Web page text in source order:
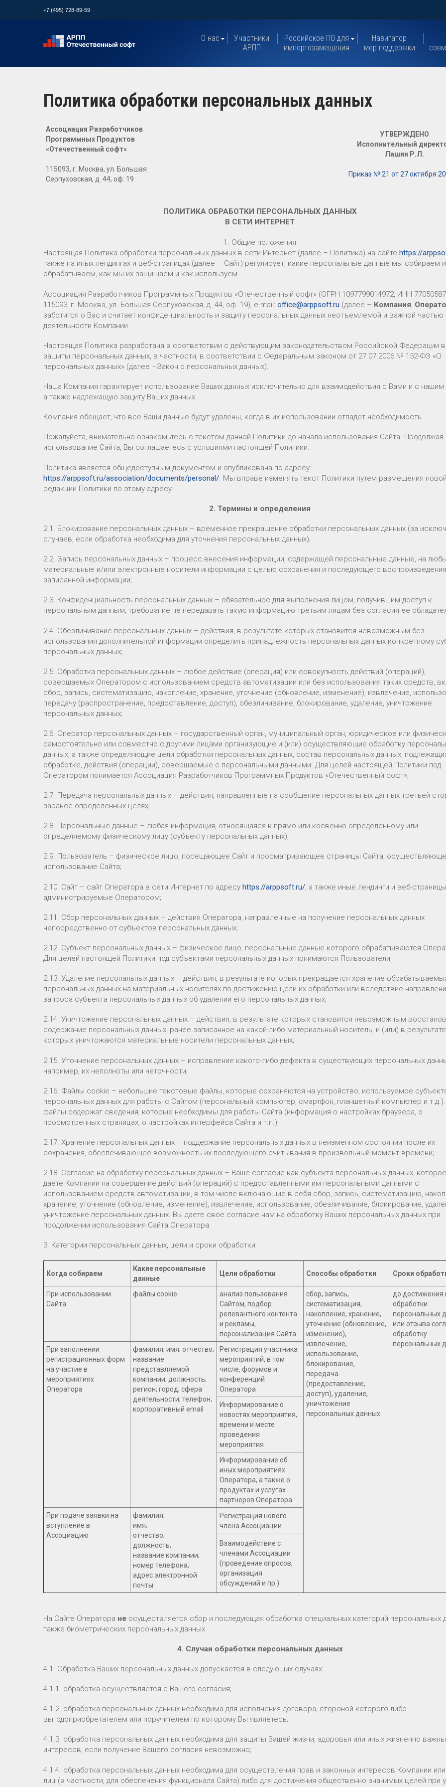
+7 (495) 728-89-59
О нас
Участники
АРПП
Российское ПО для
импортозамещения
Навигатор
мер поддержки
Политика обработки персональных данных
Ассоциация Разработчиков
Программных Продуктов
«Отечественный софт»
115093, г. Москва, ул. Большая
Серпуховская, д. 44, оф. 19
УТВЕРЖДЕНО
Исполнительный
Лашин Р.Л.
Приказ № 21 от 27 октября
ПОЛИТИКА ОБРАБОТКИ ПЕРСОНАЛЬНЫХ ДАННЫХ
В СЕТИ ИНТЕРНЕТ
1. Общие положения
Настоящая Политика обработки персональных данных в сети Интернет (далее – Политика) на сайте https://
также на иных лендингах и веб-страницах (далее – Сайт) регулирует, какие персональные данные мы собираем и
обрабатываем, как мы их защищаем и как используем.
Ассоциация Разработчиков Программных Продуктов «Отечественный софт» (ОГРН 1097799014972, ИНН
115093, г. Москва, ул. Большая Серпуховская, д. 44, оф. 19), e-mail: office@arppsoft.ru (далее – Компания,
заботится о Вас и считает конфиденциальность и защиту персональных данных неотъемлемой и важной частью
деятельности Компании.
Настоящая Политика разработана в соответствии с действующим законодательством Российской Федерации
защиты персональных данных, в частности, в соответствии с Федеральным законом от 27.07.2006 № 152-ФЗ «О
персональных данных» (далее –Закон о персональных данных).
Наша Компания гарантирует использование Ваших данных исключительно для взаимодействия с Вами и с
а также надлежащую защиту Ваших данных.
Компания обещает, что все Ваши данные будут удалены, когда в их использовании отпадет необходимость.
Пожалуйста, внимательно ознакомьтесь с текстом данной Политики до начала использования Сайта. Продолжая
использование Сайта, Вы соглашаетесь с условиями настоящей Политики.
Политика является общедоступным документом и опубликована по адресу:
https://arppsoft.ru/association/documents/personal/. Мы вправе изменять текст Политики путем размещения новой
редакции Политики по этому адресу.
2. Термины и определения
2.1. Блокирование персональных данных – временное прекращение обработки персональных данных (за
случаев, если обработка необходима для уточнения персональных данных);
2.2. Запись персональных данных – процесс внесения информации, содержащей персональные данные, на
материальные и/или электронные носители информации с целью сохранения и последующего воспроизведения
записанной информации;
2.3. Конфиденциальность персональных данных – обязательное для выполнения лицом, получившим доступ к
персональным данным, требование не передавать такую информацию третьим лицам без согласия ее
2.4. Обезличивание персональных данных – действия, в результате которых становится невозможным без
использования дополнительной информации определить принадлежность персональных данных конкретному
персональных данных;
2.5. Обработка персональных данных – любое действие (операция) или совокупность действий (операций),
совершаемых Оператором с использованием средств автоматизации или без использования таких средств,
сбор, запись, систематизацию, накопление, хранение, уточнение (обновление, изменение), извлечение,
передачу (распространение, предоставление, доступ), обезличивание, блокирование, удаление, уничтожение
персональных данных;
2.6. Оператор персональных данных – государственный орган, муниципальный орган, юридическое или
самостоятельно или совместно с другими лицами организующие и (или) осуществляющие обработку
данных, а также определяющие цели обработки персональных данных, состав персональных данных,
обработке, действия (операции), совершаемые с персональными данными. Для целей настоящей Политики под
Оператором понимается Ассоциация Разработчиков Программных Продуктов «Отечественный софт»;
2.7. Передача персональных данных – действия, направленные на сообщение персональных данных третьей
заранее определенных целях;
2.8. Персональные данные – любая информация, относящаяся к прямо или косвенно определенному или
определяемому физическому лицу (субъекту персональных данных);
2.9. Пользователь – физическое лицо, посещающее Сайт и просматривающее страницы Сайта,
использование Сайта;
2.10. Сайт – сайт Оператора в сети Интернет по адресу https://arppsoft.ru/, а также иные лендинги и веб-
администрируемые Оператором;
2.11. Сбор персональных данных – действия Оператора, направленные на получение персональных данных
непосредственно от субъектов персональных данных;
2.12. Субъект персональных данных – физическое лицо, персональные данные которого обрабатываются
Для целей настоящей Политики под субъектами персональных данных понимаются Пользователи;
2.13. Удаление персональных данных – действия, в результате которых прекращается хранение
персональных данных на материальных носителях по достижению цели их обработки или вследствие
запроса субъекта персональных данных об удалении его персональных данных;
2.14. Уничтожение персональных данных – действия, в результате которых становится невозможным
содержание персональных данных, ранее записанное на какой-либо материальный носитель, и (или) в результате
которых уничтожаются материальные носители персональных данных;
2.15. Уточнение персональных данных – исправление какого-либо дефекта в существующих персональных
например, их неполноты или неточности;
2.16. Файлы cookie – небольшие текстовые файлы, которые сохраняются на устройство, используемое
персональных данных для работы с Сайтом (персональный компьютер, смартфон, планшетный компьютер и
файлы содержат сведения, которые необходимы для работы Сайта (информация о настройках браузера, о
просмотренных страницах, о настройках интерфейса Сайта и т.п.);
2.17. Хранение персональных данных – поддержание персональных данных в неизменном состоянии после их
сохранения, обеспечивающее возможность их последующего считывания в произвольный момент времени;
2.18. Согласие на обработку персональных данных – Ваше согласие как субъекта персональных данных,
даете Компании на совершение действий (операций) с предоставленными им персональными данными с
использованием средств автоматизации, в том числе включающие в себя сбор, запись, систематизацию,
хранение, уточнение (обновление, изменение), извлечение, использование, обезличивание, блокирование,
уничтожение персональных данных. Вы даете свое согласие нам на обработку Ваших персональных данных при
продолжении использования Сайта Оператора.
3. Категории персональных данных, цели и сроки обработки
Когда собираем
Какие персональные
данные
Цели обработки Способы обработки Сроки
При использовании
Сайта
файлы cookie
анализ пользования
Сайтом, подбор
релевантного контента
и рекламы,
персонализация Сайта
сбор, запись,
систематизация,
накопление, хранение,
уточнение (обновление,
изменение),
извлечение,
использование,
блокирование,
передача
(предоставление,
доступ), удаление,
уничтожение
персональных данных
до достижения
обработки
персональных
или отзыва
обработку
персональных
При заполнении
регистрационных форм
на участие в
мероприятиях
Оператора
фамилия; имя; отчество;
название
представляемой
компании; должность;
регион; город; сфера
деятельности; телефон;
корпоративный email
Регистрация участника
мероприятий, в том
числе, форумов и
конференций
Оператора
Информирование о
новостях мероприятия,
времени и месте
проведения
мероприятия
Информирование об
иных мероприятиях
Оператора, а также о
продуктах и услугах
партнеров Оператора
При подаче заявки на
вступление в
Ассоциацию
фамилия;
имя;
отчество;
должность;
название компании;
номер телефона;
адрес электронной
почты
Регистрация нового
члена Ассоциации
Взаимодействие с
членами Ассоциации
(проведение опросов,
организация
обсуждений и пр.)
На Сайте Оператора не осуществляется сбор и последующая обработка специальных категорий персональных
также биометрических персональных данных.
4. Случаи обработки персональных данных
4.1. Обработка Ваших персональных данных допускается в следующих случаях:
4.1.1. обработка осуществляется с Вашего согласия;
4.1.2. обработка персональных данных необходима для исполнения договора, стороной которого либо
выгодоприобретателем или поручителем по которому Вы являетесь;
4.1.3. обработка персональных данных необходима для защиты Вашей жизни, здоровья или иных жизненно
интересов, если получение Вашего согласия невозможно;
4.1.4. обработка персональных данных необходима для осуществления прав и законных интересов Компании или
лиц (в частности, для обеспечения функционала Сайта) либо для достижения общественно значимых целей при